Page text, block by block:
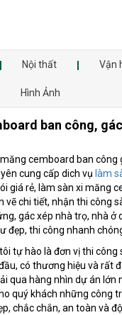
Nội thất Vận
Hình Ảnh
ban công,
cemboard ban công
cung cấp dich vụ làm
giá rẻ, làm sàn xi măng
vẽ chi tiết, nhận thi công
gác xép nhà trọ, nhà ở
đẹp, thi công nhanh
tự hào là đơn vị thi công
có thương hiệu và rất
qua hàng nhìn dự án lớn
quý khách những công
chắc chắn, an toàn và